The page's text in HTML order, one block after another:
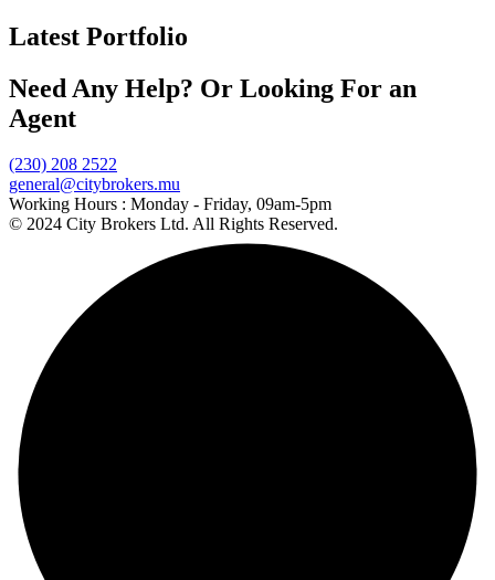
Latest Portfolio
Need Any Help? Or Looking For an
Agent
(230) 208 2522
general@citybrokers.mu
Working Hours : Monday - Friday, 09am-5pm
© 2024 City Brokers Ltd. All Rights Reserved.